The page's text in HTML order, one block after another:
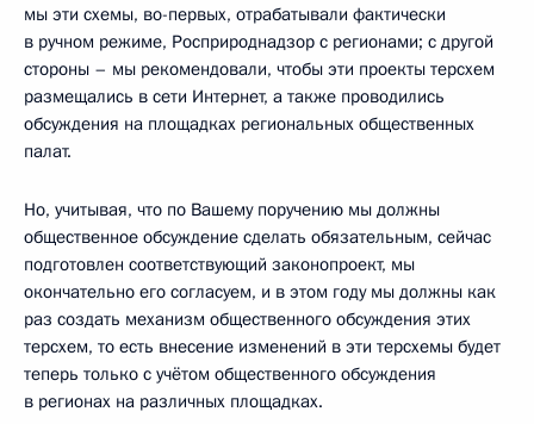
мы эти схемы, во-первых, отрабатывали фактически
в ручном режиме, Росприроднадзор с регионами; с другой
стороны – мы рекомендовали, чтобы эти проекты терсхем
размещались в сети Интернет, а также проводились
обсуждения на площадках региональных общественных
палат.
Но, учитывая, что по Вашему поручению мы должны
общественное обсуждение сделать обязательным, сейчас
подготовлен соответствующий законопроект, мы
окончательно его согласуем, и в этом году мы должны как
раз создать механизм общественного обсуждения этих
терсхем, то есть внесение изменений в эти терсхемы будет
теперь только с учётом общественного обсуждения
в регионах на различных площадках.